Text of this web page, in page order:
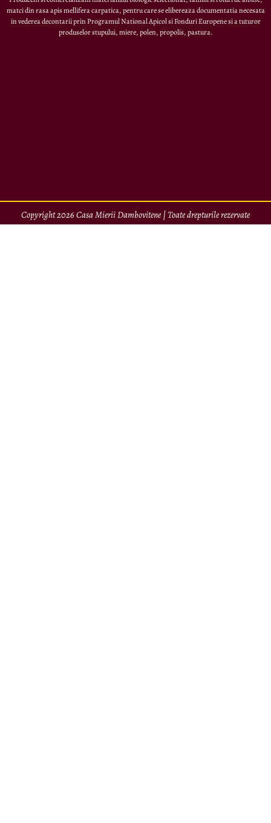
matci din rasa apis mellifera carpatica, pentru care se elibereaza documentatia necesata
in vederea decontarii prin Programul National Apicol si Fonduri Europene si a tuturor
produselor stupului, miere, polen, propolis, pastura.
Copyright 2026 Casa Mierii Dambovitene | Toate drepturile rezervate